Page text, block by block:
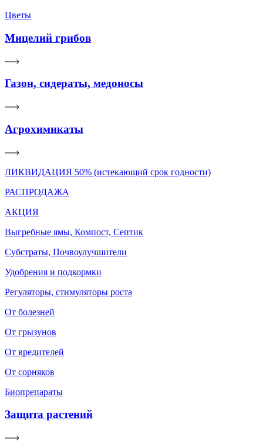
Цветы
Мицелий грибов
Газон, сидераты, медоносы
Агрохимикаты
ЛИКВИДАЦИЯ 50% (истекающий срок годности)
РАСПРОДАЖА
АКЦИЯ
Выгребные ямы, Компост, Септик
Субстраты, Почвоулучшители
Удобрения и подкормки
Регуляторы, стимуляторы роста
От болезней
От грызунов
От вредителей
От сорняков
Биопрепараты
Защита растений